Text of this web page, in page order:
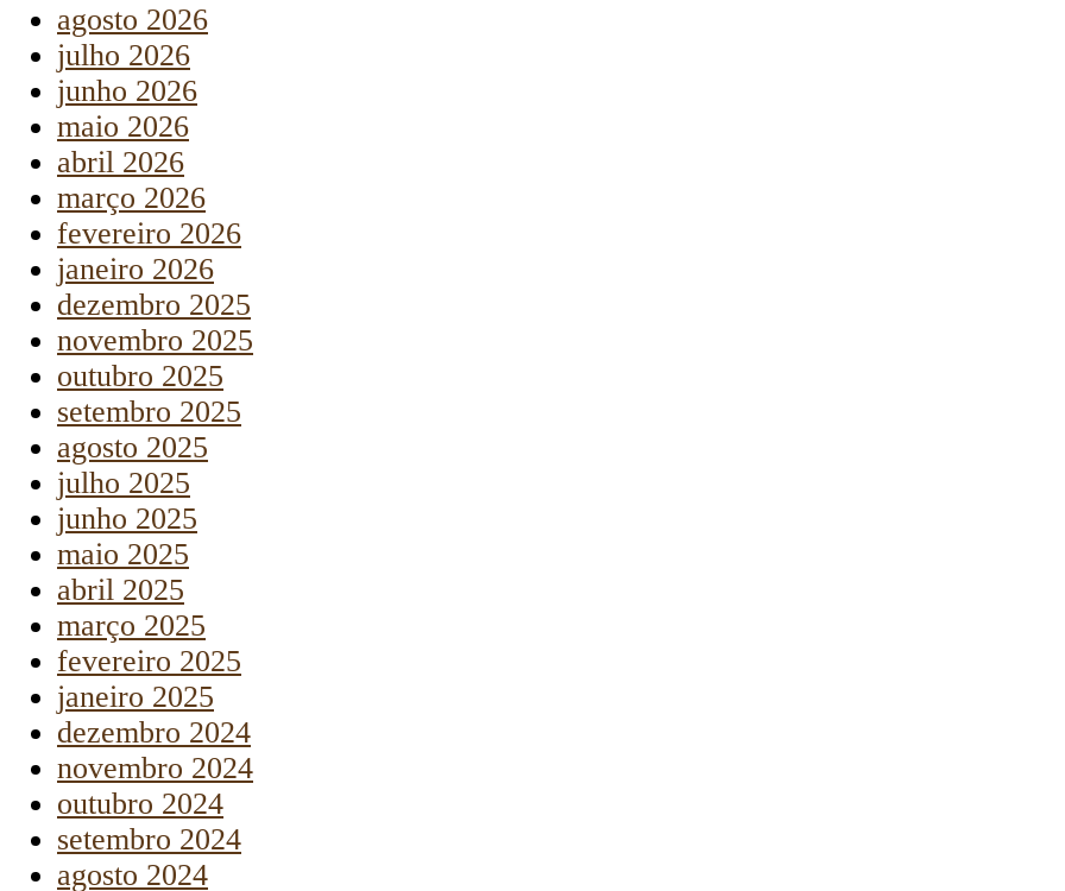
agosto 2026
julho 2026
junho 2026
maio 2026
abril 2026
março 2026
fevereiro 2026
janeiro 2026
dezembro 2025
novembro 2025
outubro 2025
setembro 2025
agosto 2025
julho 2025
junho 2025
maio 2025
abril 2025
março 2025
fevereiro 2025
janeiro 2025
dezembro 2024
novembro 2024
outubro 2024
setembro 2024
agosto 2024